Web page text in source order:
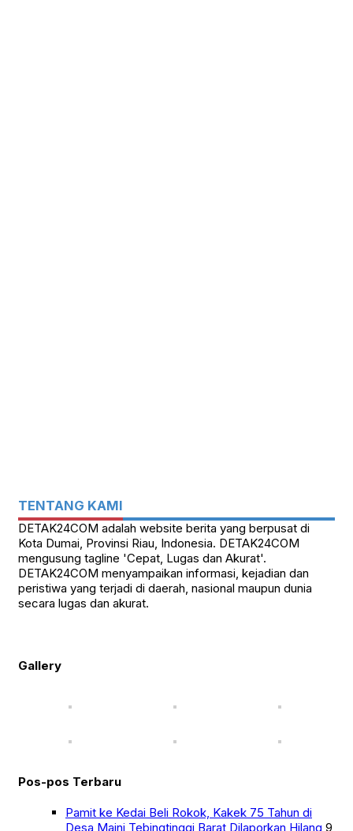
TENTANG KAMI
DETAK24COM adalah website berita yang berpusat di
Kota Dumai, Provinsi Riau, Indonesia. DETAK24COM
mengusung tagline 'Cepat, Lugas dan Akurat'.
DETAK24COM menyampaikan informasi, kejadian dan
peristiwa yang terjadi di daerah, nasional maupun dunia
secara lugas dan akurat.
Gallery
Pos-pos Terbaru
Pamit ke Kedai Beli Rokok, Kakek 75 Tahun di
Desa Maini Tebingtinggi Barat Dilaporkan Hilang 9